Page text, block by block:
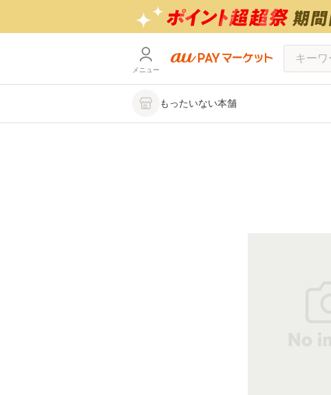
メニュー
もったいない本舗